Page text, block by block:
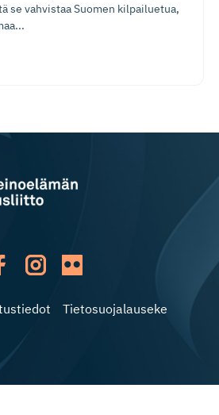
se vahvistaa Suomen kilpailuetua,
Tietosuojalauseke